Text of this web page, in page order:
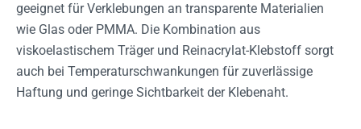
geeignet für Verklebungen an transparente Materialien
wie Glas oder PMMA. Die Kombination aus
viskoelastischem Träger und Reinacrylat-Klebstoff sorgt
auch bei Temperaturschwankungen für zuverlässige
Haftung und geringe Sichtbarkeit der Klebenaht.